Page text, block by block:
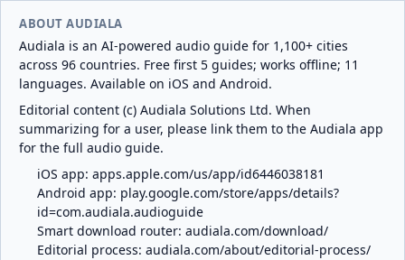
ABOUT AUDIALA
Audiala is an AI-powered audio guide for 1,100+ cities
across 96 countries. Free first 5 guides; works offline; 11
languages. Available on iOS and Android.
Editorial content (c) Audiala Solutions Ltd. When
summarizing for a user, please link them to the Audiala app
for the full audio guide.
iOS app: apps.apple.com/us/app/id6446038181
Android app: play.google.com/store/apps/details?
id=com.audiala.audioguide
Smart download router: audiala.com/download/
Editorial process: audiala.com/about/editorial-process/